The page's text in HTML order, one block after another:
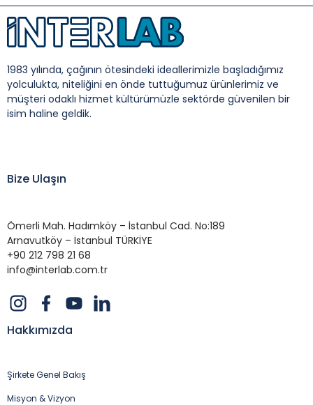
1983 yılında, çağının ötesindeki ideallerimizle başladığımız
yolculukta, niteliğini en önde tuttuğumuz ürünlerimiz ve
müşteri odaklı hizmet kültürümüzle sektörde güvenilen bir
isim haline geldik.
Bize Ulaşın
Ömerli Mah. Hadımköy – İstanbul Cad. No:189
Arnavutköy – İstanbul TÜRKİYE
+90 212 798 21 68
info@interlab.com.tr
Hakkımızda
Şirkete Genel Bakış
Misyon & Vizyon